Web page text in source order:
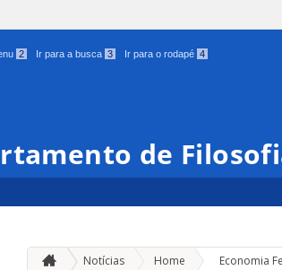
2 Ir para a busca 3 Ir para o rodapé 4
de
Notícias Home » Economia